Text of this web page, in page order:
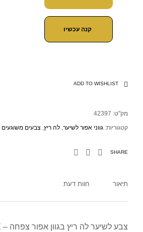
קנה עכשיו
ADD TO WISHLIST
מק"ט: 42397
קטגוריות: גווני אפור לשיער, לה ריץ, צבעים משוגעים
SHARE
תיאור חוות דעת
צבע לשיער לה ריץ בגוון אפור צפחה – SLATE